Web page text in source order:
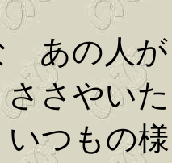
あの人が
さやいた
つもの